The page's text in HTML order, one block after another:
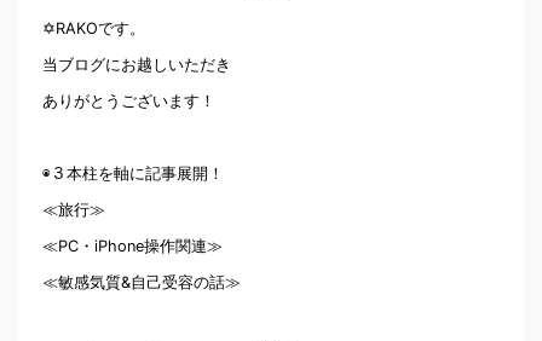
✡RAKOです。
当ブログにお越しいただき
ありがとうございます！
◉３本柱を軸に記事展開！
≪旅行≫
≪PC・iPhone操作関連≫
≪敏感気質&自己受容の話≫